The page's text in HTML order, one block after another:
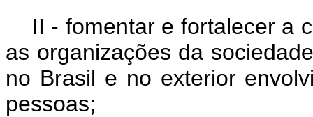
II - fomentar e fortalecer a
as organizações da
no Brasil e no exterior
pessoas;